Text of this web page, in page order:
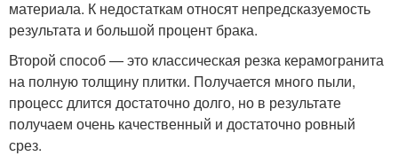
материала. К недостаткам относят непредсказуемость
результата и большой процент брака.
Второй способ — это классическая резка керамогранита
на полную толщину плитки. Получается много пыли,
процесс длится достаточно долго, но в результате
получаем очень качественный и достаточно ровный
срез.